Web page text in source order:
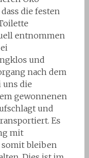
die festen
entnommen
und
nach dem
uns die
gewonnenen
und
Es
mit
somit bleiben